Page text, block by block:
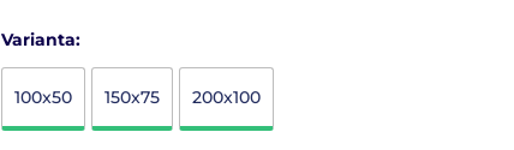
Varianta:
100x50 150x75 200x100